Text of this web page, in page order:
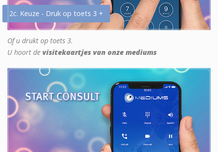
2c. Keuze - Druk op toets 3 +
Of u drukt op toets 3.
U hoort de visitekaartjes van onze mediums